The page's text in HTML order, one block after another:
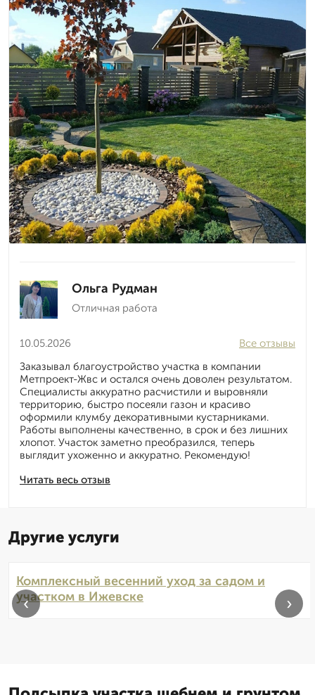
Ольга Рудман
Отличная работа
10.05.2026
Читать весь отзыв
Все отзывы
Заказывал благоустройство участка в компании
Метпроект-Жвс и остался очень доволен результатом.
Специалисты аккуратно расчистили и выровняли
территорию, быстро посеяли газон и красиво
оформили клумбу декоративными кустарниками.
Работы выполнены качественно, в срок и без лишних
хлопот. Участок заметно преобразился, теперь
выглядит ухоженно и аккуратно. Рекомендую!
Другие услуги
Комплексный весенний уход за садом и
участком в Ижевске
‹ ›